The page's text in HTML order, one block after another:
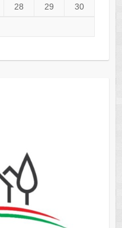
28 29 30